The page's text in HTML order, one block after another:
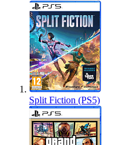
Split Fiction (PS5)